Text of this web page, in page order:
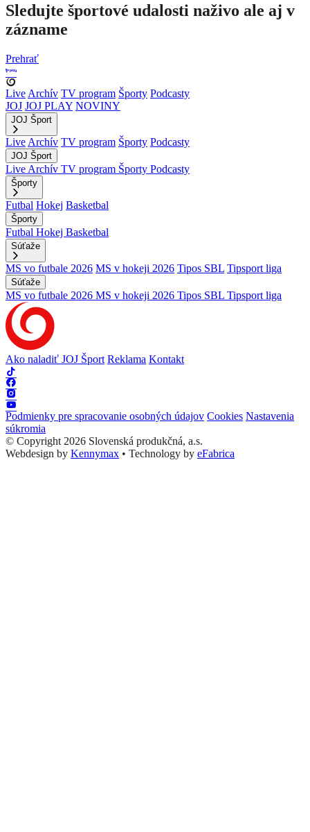
Sledujte športové udalosti naživo ale aj v
zázname
Prehrať
Live Archív TV program Športy Podcasty
JOJ JOJ PLAY NOVINY
JOJ Šport
Live Archív TV program Športy Podcasty
JOJ Šport
Live Archív TV program Športy Podcasty
Športy
Futbal Hokej Basketbal
Športy
Futbal Hokej Basketbal
Súťaže
MS vo futbale 2026 MS v hokeji 2026 Tipos SBL Tipsport liga
Súťaže
MS vo futbale 2026 MS v hokeji 2026 Tipos SBL Tipsport liga
Ako naladiť JOJ Šport Reklama Kontakt
Podmienky pre spracovanie osobných údajov Cookies Nastavenia
súkromia
© Copyright 2026 Slovenská produkčná, a.s.
Webdesign by Kennymax • Technology by eFabrica